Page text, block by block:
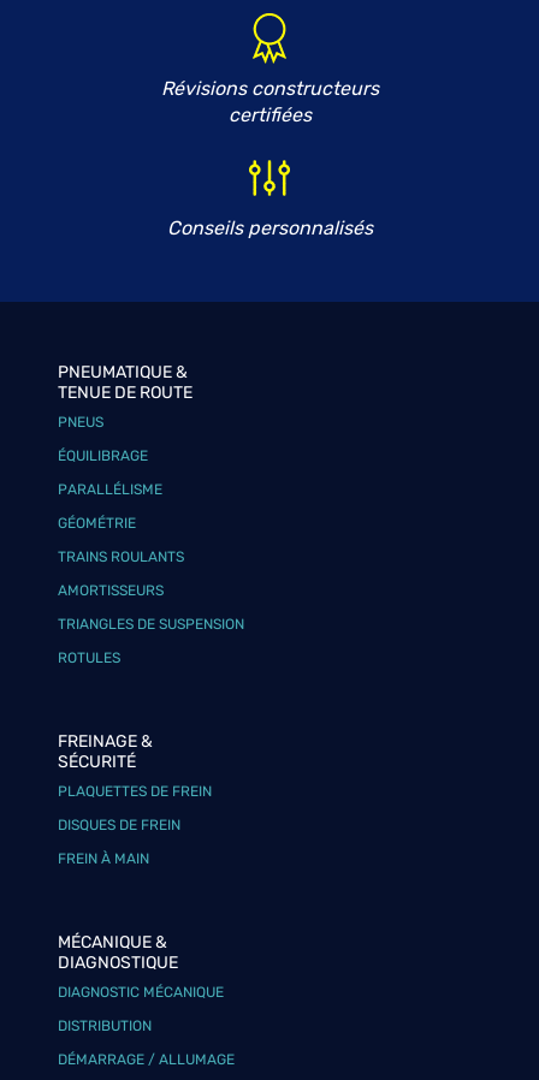
Révisions constructeurs
certifiées
Conseils personnalisés
PNEUMATIQUE &
TENUE DE ROUTE
PNEUS
ÉQUILIBRAGE
PARALLÉLISME
GÉOMÉTRIE
TRAINS ROULANTS
AMORTISSEURS
TRIANGLES DE SUSPENSION
ROTULES
FREINAGE &
SÉCURITÉ
PLAQUETTES DE FREIN
DISQUES DE FREIN
FREIN À MAIN
MÉCANIQUE &
DIAGNOSTIQUE
DIAGNOSTIC MÉCANIQUE
DISTRIBUTION
DÉMARRAGE / ALLUMAGE